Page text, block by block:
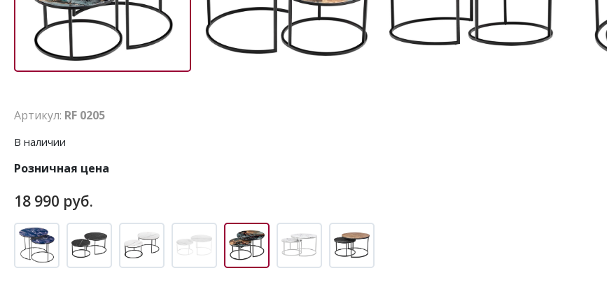
Артикул: RF 0205
В наличии
Розничная цена
18 990 руб.